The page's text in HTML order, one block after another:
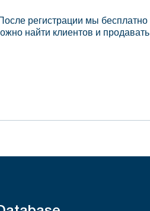
регистрации мы бесплатно
найти клиентов и